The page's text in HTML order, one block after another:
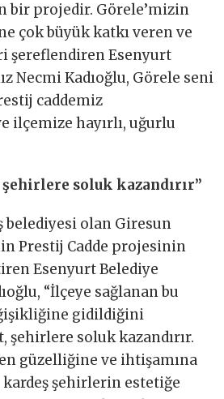
bir projedir. Görele’mizin
çok büyük katkı veren ve
şereflendiren Esenyurt
Necmi Kadıoğlu, Görele seni
caddemiz
ilçemize hayırlı, uğurlu
soluk kazandırır”
belediyesi olan Giresun
Prestij Cadde projesinin
Esenyurt Belediye
“İlçeye sağlanan bu
gidildiğini
şehirlere soluk kazandırır.
güzelliğine ve ihtişamına
şehirlerin estetiğe